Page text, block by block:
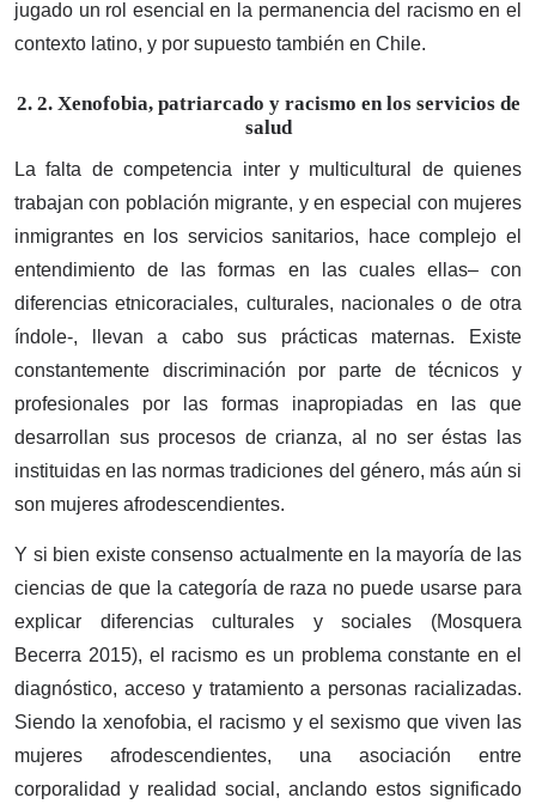
jugado un rol esencial en la permanencia del racismo en el
contexto latino, y por supuesto también en Chile.
2. 2. Xenofobia, patriarcado y racismo en los servicios de
salud
La falta de competencia inter y multicultural de quienes
trabajan con población migrante, y en especial con mujeres
inmigrantes en los servicios sanitarios, hace complejo el
entendimiento de las formas en las cuales ellas– con
diferencias etnicoraciales, culturales, nacionales o de otra
índole-, llevan a cabo sus prácticas maternas. Existe
constantemente discriminación por parte de técnicos y
profesionales por las formas inapropiadas en las que
desarrollan sus procesos de crianza, al no ser éstas las
instituidas en las normas tradiciones del género, más aún si
son mujeres afrodescendientes.
Y si bien existe consenso actualmente en la mayoría de las
ciencias de que la categoría de raza no puede usarse para
explicar diferencias culturales y sociales (Mosquera
Becerra 2015), el racismo es un problema constante en el
diagnóstico, acceso y tratamiento a personas racializadas.
Siendo la xenofobia, el racismo y el sexismo que viven las
mujeres afrodescendientes, una asociación entre
corporalidad y realidad social, anclando estos significado